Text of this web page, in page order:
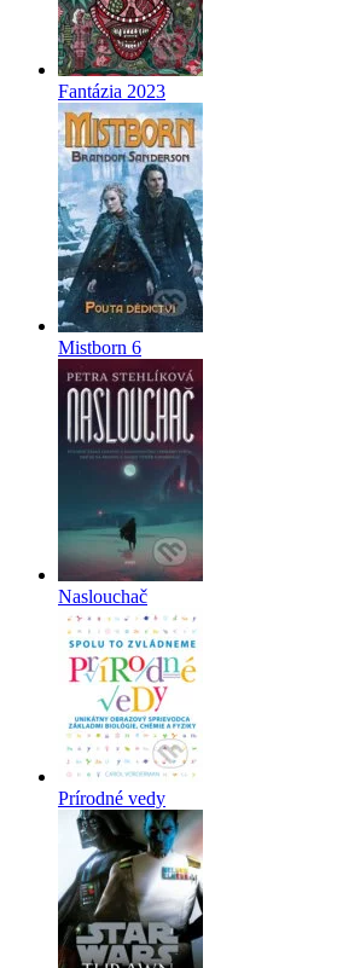
Fantázia 2023
Mistborn 6
Naslouchač
Prírodné vedy